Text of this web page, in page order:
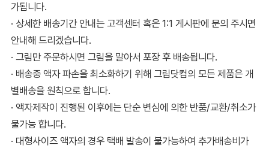
가됩니다.
· 상세한 배송기간 안내는 고객센터 혹은 1:1 게시판에 문의 주시면
안내해 드리겠습니다.
· 그림만 주문하시면 그림을 말아서 포장 후 배송됩니다.
· 배송중 액자 파손을 최소화하기 위해 그림닷컴의 모든 제품은 개
별배송을 원칙으로 합니다.
· 액자제작이 진행된 이후에는 단순 변심에 의한 반품/교환/취소가
불가능 합니다.
· 대형사이즈 액자의 경우 택배 발송이 불가능하여 추가배송비가